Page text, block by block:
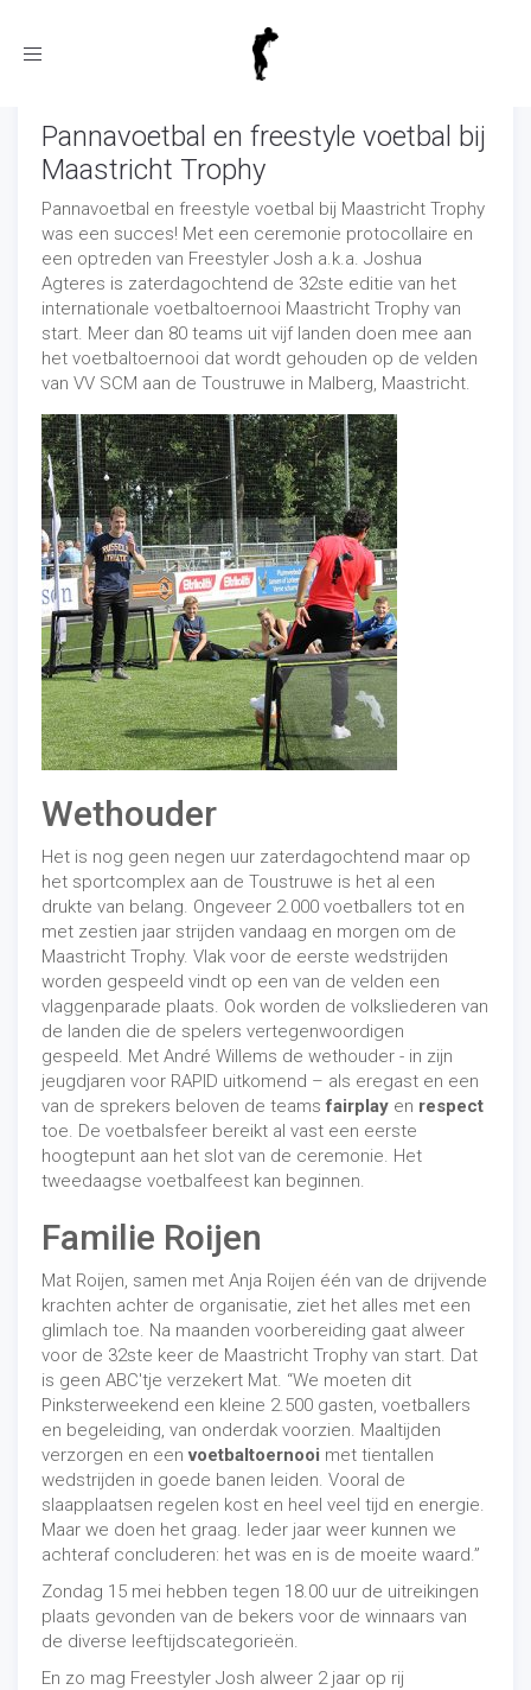
Toggle
Pannavoetbal en freestyle voetbal bij
Maastricht Trophy
Pannavoetbal en freestyle voetbal bij Maastricht Trophy
was een succes! Met een ceremonie protocollaire en
een optreden van Freestyler Josh a.k.a. Joshua
Agteres is zaterdagochtend de 32ste editie van het
internationale voetbaltoernooi Maastricht Trophy van
start. Meer dan 80 teams uit vijf landen doen mee aan
het voetbaltoernooi dat wordt gehouden op de velden
van VV SCM aan de Toustruwe in Malberg, Maastricht.
Wethouder
Het is nog geen negen uur zaterdagochtend maar op
het sportcomplex aan de Toustruwe is het al een
drukte van belang. Ongeveer 2.000 voetballers tot en
met zestien jaar strijden vandaag en morgen om de
Maastricht Trophy. Vlak voor de eerste wedstrijden
worden gespeeld vindt op een van de velden een
vlaggenparade plaats. Ook worden de volksliederen van
de landen die de spelers vertegenwoordigen
gespeeld. Met André Willems de wethouder - in zijn
jeugdjaren voor RAPID uitkomend – als eregast en een
van de sprekers beloven de teamsfairplay en respect
toe. De voetbalsfeer bereikt al vast een eerste
hoogtepunt aan het slot van de ceremonie. Het
tweedaagse voetbalfeest kan beginnen.
Familie Roijen
Mat Roijen, samen met Anja Roijen één van de drijvende
krachten achter de organisatie, ziet het alles met een
glimlach toe. Na maanden voorbereiding gaat alweer
voor de 32ste keer de Maastricht Trophy van start. Dat
is geen ABC'tje verzekert Mat. “We moeten dit
Pinksterweekend een kleine 2.500 gasten, voetballers
en begeleiding, van onderdak voorzien. Maaltijden
verzorgen en eenvoetbaltoernooi met tientallen
wedstrijden in goede banen leiden. Vooral de
slaapplaatsen regelen kost en heel veel tijd en energie.
Maar we doen het graag. Ieder jaar weer kunnen we
achteraf concluderen: het was en is de moeite waard.”
Zondag 15 mei hebben tegen 18.00 uur de uitreikingen
plaats gevonden van de bekers voor de winnaars van
de diverse leeftijdscategorieën.
En zo mag Freestyler Josh alweer 2 jaar op rij